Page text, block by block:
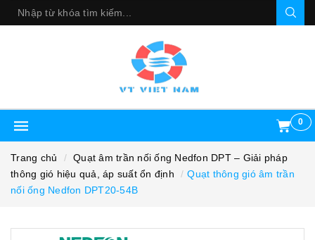
0
Trang chủ
Quạt âm trần nối ống Nedfon DPT – Giải pháp
thông gió hiệu quả, áp suất ổn định
Quạt thông gió âm trần
nối ống Nedfon DPT20-54B